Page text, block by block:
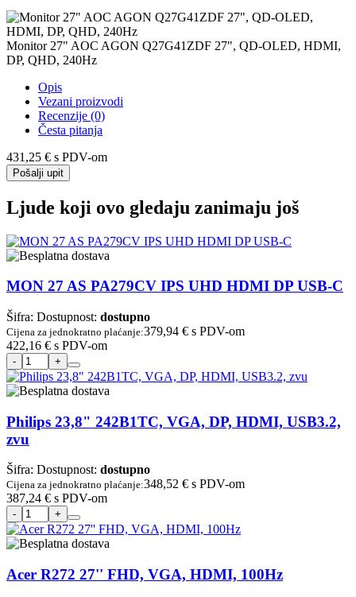
Monitor 27" AOC AGON Q27G41ZDF 27", QD-OLED, HDMI,
DP, QHD, 240Hz
Opis
Vezani proizvodi
Recenzije (0)
Česta pitanja
431,25 € s PDV-om
Pošalji upit
Ljude koji ovo gledaju zanimaju još
MON 27 AS PA279CV IPS UHD HDMI DP USB-C
Šifra: Dostupnost: dostupno
Cijena za jednokratno plaćanje:379,94 € s PDV-om
422,16 € s PDV-om
Philips 23,8" 242B1TC, VGA, DP, HDMI, USB3.2,
zvu
Šifra: Dostupnost: dostupno
Cijena za jednokratno plaćanje:348,52 € s PDV-om
387,24 € s PDV-om
Acer R272 27'' FHD, VGA, HDMI, 100Hz